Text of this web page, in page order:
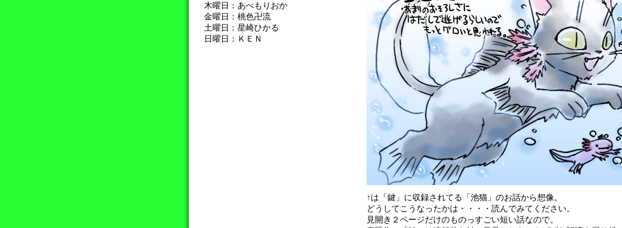
木曜日：あべもりおか
金曜日：桃色卍流
土曜日：星崎ひかる
日曜日：ＫＥＮ
↑は「鍵」に収録されてる「池猫」のお話から想像。
どうしてこうなったかは・・・・読んでみてください。
見開き２ページだけのものっすごい短い話なので。